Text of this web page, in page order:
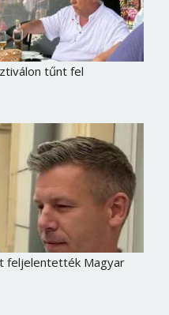
tűnt fel
feljelentették Magyar